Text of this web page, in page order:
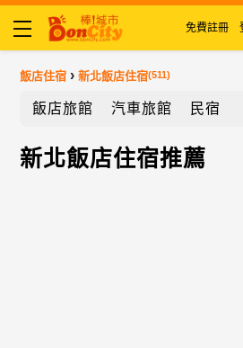
免費註冊
飯店住宿 ›新北飯店住宿(511)
飯店旅館 汽車旅館 民宿
新北飯店住宿推薦